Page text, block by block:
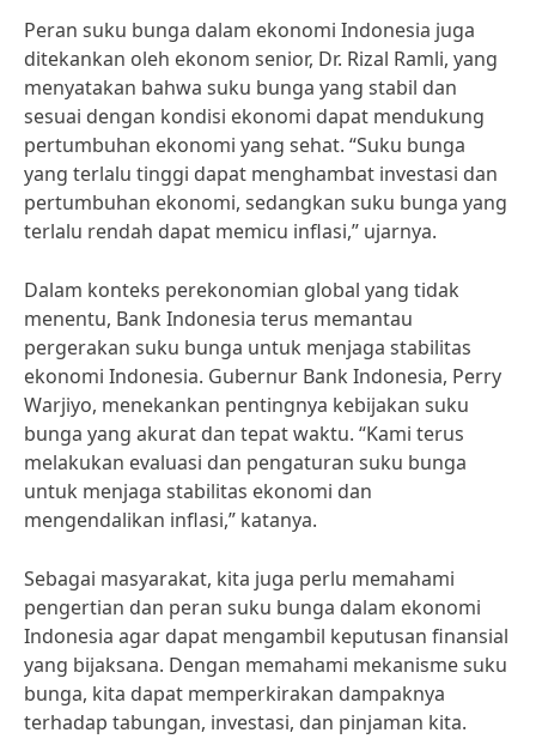
Peran suku bunga dalam ekonomi Indonesia juga
ditekankan oleh ekonom senior, Dr. Rizal Ramli, yang
menyatakan bahwa suku bunga yang stabil dan
sesuai dengan kondisi ekonomi dapat mendukung
pertumbuhan ekonomi yang sehat. “Suku bunga
yang terlalu tinggi dapat menghambat investasi dan
pertumbuhan ekonomi, sedangkan suku bunga yang
terlalu rendah dapat memicu inflasi,” ujarnya.
Dalam konteks perekonomian global yang tidak
menentu, Bank Indonesia terus memantau
pergerakan suku bunga untuk menjaga stabilitas
ekonomi Indonesia. Gubernur Bank Indonesia, Perry
Warjiyo, menekankan pentingnya kebijakan suku
bunga yang akurat dan tepat waktu. “Kami terus
melakukan evaluasi dan pengaturan suku bunga
untuk menjaga stabilitas ekonomi dan
mengendalikan inflasi,” katanya.
Sebagai masyarakat, kita juga perlu memahami
pengertian dan peran suku bunga dalam ekonomi
Indonesia agar dapat mengambil keputusan finansial
yang bijaksana. Dengan memahami mekanisme suku
bunga, kita dapat memperkirakan dampaknya
terhadap tabungan, investasi, dan pinjaman kita.